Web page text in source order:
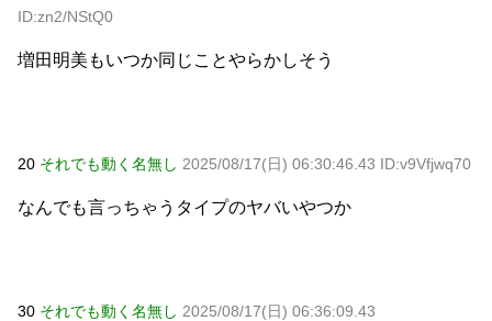
ID:zn2/NStQ0
増田明美もいつか同じことやらかしそう
20 それでも動く名無し 2025/08/17(日) 06:30:46.43 ID:v9Vfjwq70
なんでも言っちゃうタイプのヤバいやつか
30 それでも動く名無し 2025/08/17(日) 06:36:09.43